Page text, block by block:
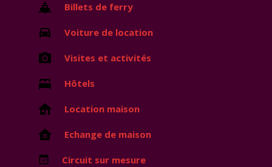
Billets de ferry
Voiture de location
Visites et activités
Hôtels
Location maison
Echange de maison
Circuit sur mesure